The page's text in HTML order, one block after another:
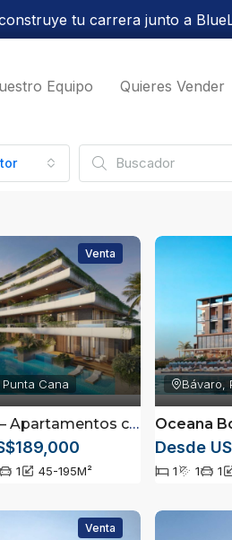
tu carrera junto a
Equipo Quieres Vender
Venta
Cana
– Apartamentos completamente amueblados en punta cana
1 45-195M²
Bávaro,
Oceana
Desde
1 1 1
Venta